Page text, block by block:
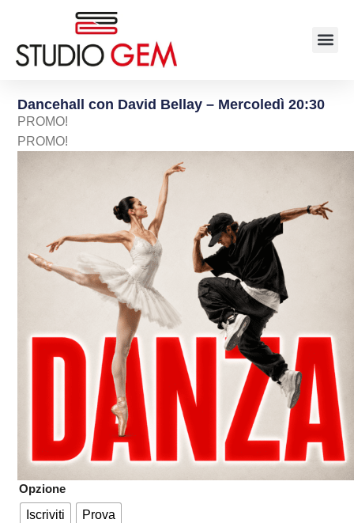
Dancehall con David Bellay – Mercoledì 20:30
PROMO!
PROMO!
Opzione
Iscriviti
Prova